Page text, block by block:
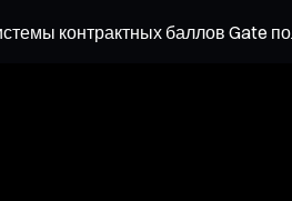
контрактных баллов Gate